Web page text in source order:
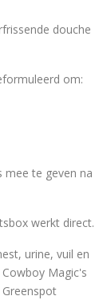
douche
om:
mee te geven na
werkt direct.
urine, vuil en
Magic's